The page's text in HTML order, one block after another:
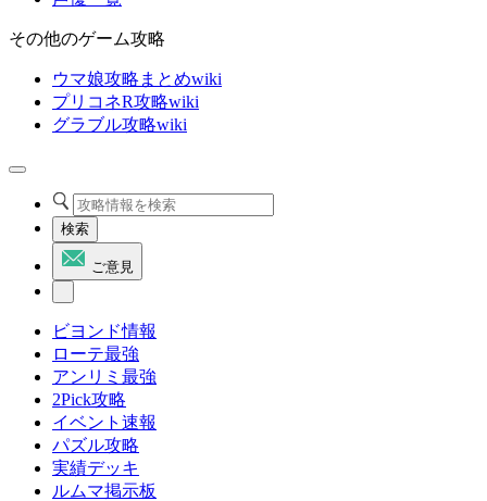
その他のゲーム攻略
ウマ娘攻略まとめwiki
プリコネR攻略wiki
グラブル攻略wiki
検索
ご意見
ビヨンド情報
ローテ最強
アンリミ最強
2Pick攻略
イベント速報
パズル攻略
実績デッキ
ルムマ掲示板